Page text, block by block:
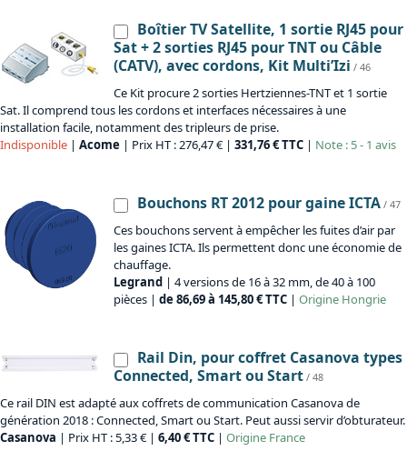
Boîtier TV Satellite, 1 sortie RJ45 pour
Sat + 2 sorties RJ45 pour TNT ou Câble
(CATV), avec cordons, Kit Multi’Izi / 46
Ce Kit procure 2 sorties Hertziennes-TNT et 1 sortie
Sat. Il comprend tous les cordons et interfaces nécessaires à une
installation facile, notamment des tripleurs de prise.
Indisponible | Acome | Prix HT : 276,47 € | 331,76 € TTC | Note : 5 - 1 avis
Bouchons RT 2012 pour gaine ICTA / 47
Ces bouchons servent à empêcher les fuites d’air par
les gaines ICTA. Ils permettent donc une économie de
chauffage.
Legrand | 4 versions de 16 à 32 mm, de 40 à 100
pièces | de 86,69 à 145,80 € TTC | Origine Hongrie
Rail Din, pour coffret Casanova types
Connected, Smart ou Start / 48
Ce rail DIN est adapté aux coffrets de communication Casanova de
génération 2018 : Connected, Smart ou Start. Peut aussi servir d’obturateur.
Casanova | Prix HT : 5,33 € | 6,40 € TTC | Origine France